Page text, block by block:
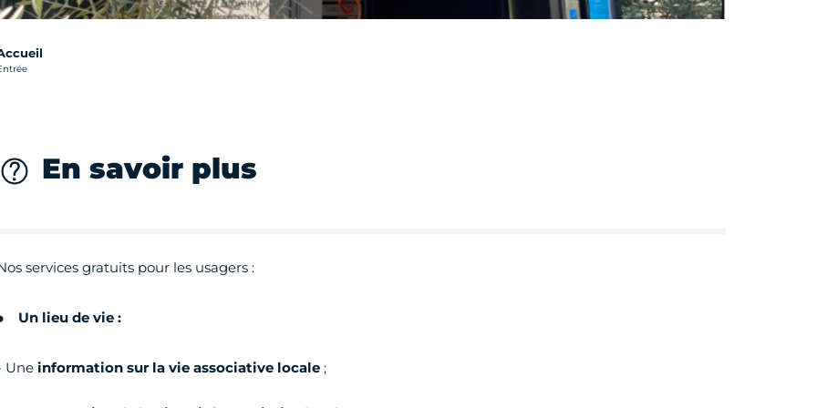
photo :
En savoir plus
services gratuits pour les usagers :
Un lieu de vie :
Une information sur la vie associative locale;